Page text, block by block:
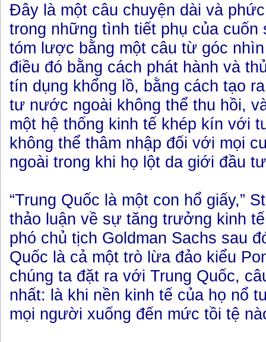
Đây là một câu chuyện dài và
trong những tình tiết phụ của cuốn
tóm lược bằng một câu từ góc
điều đó bằng cách phát hành và
tín dụng khổng lồ, bằng cách tạo
tư nước ngoài không thể thu hồi,
một hệ thống kinh tế khép kín với
không thể thâm nhập đối với mọi
ngoài trong khi họ lột da giới đầu
“Trung Quốc là một con hổ giấy,”
thảo luận về sự tăng trưởng kinh
phó chủ tịch Goldman Sachs sau
Quốc là cả một trò lừa đảo kiểu
chúng ta đặt ra với Trung Quốc,
nhất: là khi nền kinh tế của họ nổ
mọi người xuống đến mức tồi tệ